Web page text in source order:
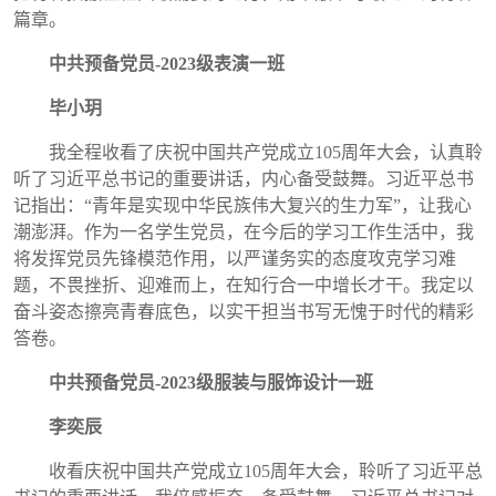
篇章。
中共预备党员-2023级表演一班
毕小玥
我全程收看了庆祝中国共产党成立105周年大会，认真聆
听了习近平总书记的重要讲话，内心备受鼓舞。习近平总书
记指出： “青年是实现中华民族伟大复兴的生力军”，让我心
潮澎湃。作为一名学生党员，在今后的学习工作生活中，我
将发挥党员先锋模范作用，以严谨务实的态度攻克学习难
题，不畏挫折、迎难而上，在知行合一中增长才干。我定以
奋斗姿态擦亮青春底色，以实干担当书写无愧于时代的精彩
答卷。
中共预备党员-2023级服装与服饰设计一班
李奕辰
收看庆祝中国共产党成立105周年大会，聆听了习近平总